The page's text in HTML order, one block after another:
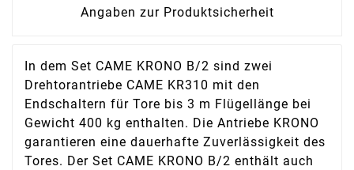
Angaben zur Produktsicherheit
In dem Set CAME KRONO B/2 sind zwei
Drehtorantriebe CAME KR310 mit den
Endschaltern für Tore bis 3 m Flügellänge bei
Gewicht 400 kg enthalten. Die Antriebe KRONO
garantieren eine dauerhafte Zuverlässigkeit des
Tores. Der Set CAME KRONO B/2 enthält auch